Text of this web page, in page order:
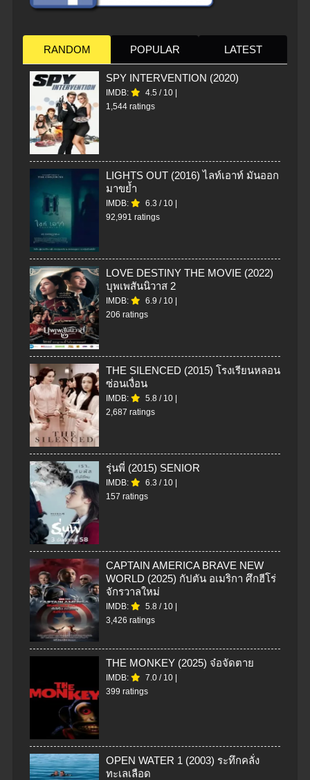
RANDOM POPULAR LATEST
SPY INTERVENTION (2020)
IMDB: 4.5 / 10
1,544 ratings
LIGHTS OUT (2016) ไลท์เอาท์ มันออก
มาขย้ำ
IMDB: 6.3 / 10
92,991 ratings
LOVE DESTINY THE MOVIE (2022)
บุพเพสันนิวาส 2
IMDB: 6.9 / 10
206 ratings
THE SILENCED (2015) โรงเรียนหลอน
ซ่อนเงื่อน
IMDB: 5.8 / 10
2,687 ratings
รุ่นพี่ (2015) SENIOR
IMDB: 6.3 / 10
157 ratings
CAPTAIN AMERICA BRAVE NEW
WORLD (2025) กัปตัน อเมริกา ศึกฮีโร่
จักรวาลใหม่
IMDB: 5.8 / 10
3,426 ratings
THE MONKEY (2025) จ๋อจัดตาย
IMDB: 7.0 / 10
399 ratings
OPEN WATER 1 (2003) ระทึกคลั่ง
ทะเลเลือด